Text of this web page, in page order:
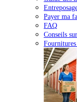
Payer ma
FAQ
Conseils
Fournitures